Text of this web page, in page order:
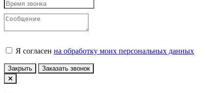
Я согласен на обработку моих персональных данных
Закрыть Заказать звонок